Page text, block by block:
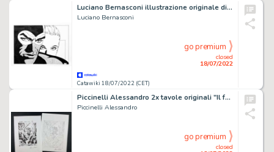
Luciano Bernasconi illustrazione originale di Lube - firmata
Luciano Bernasconi
Catawiki 18/07/2022 (CET)
closed
18/07/2022
go premium
Piccinelli Alessandro 2x tavole originali "Il feticcio di fuoco" - (2019)
Piccinelli Alessandro
closed
go premium